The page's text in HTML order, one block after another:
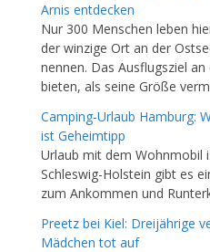
Arnis entdecken
Nur 300 Menschen leben
der winzige Ort an der
nennen. Das Ausflugsziel
bieten, als seine Größe
Camping-Urlaub Hamburg:
ist Geheimtipp
Urlaub mit dem Wohnmobil
Schleswig-Holstein gibt es
zum Ankommen und
Preetz bei Kiel: Dreijährige
Mädchen tot auf